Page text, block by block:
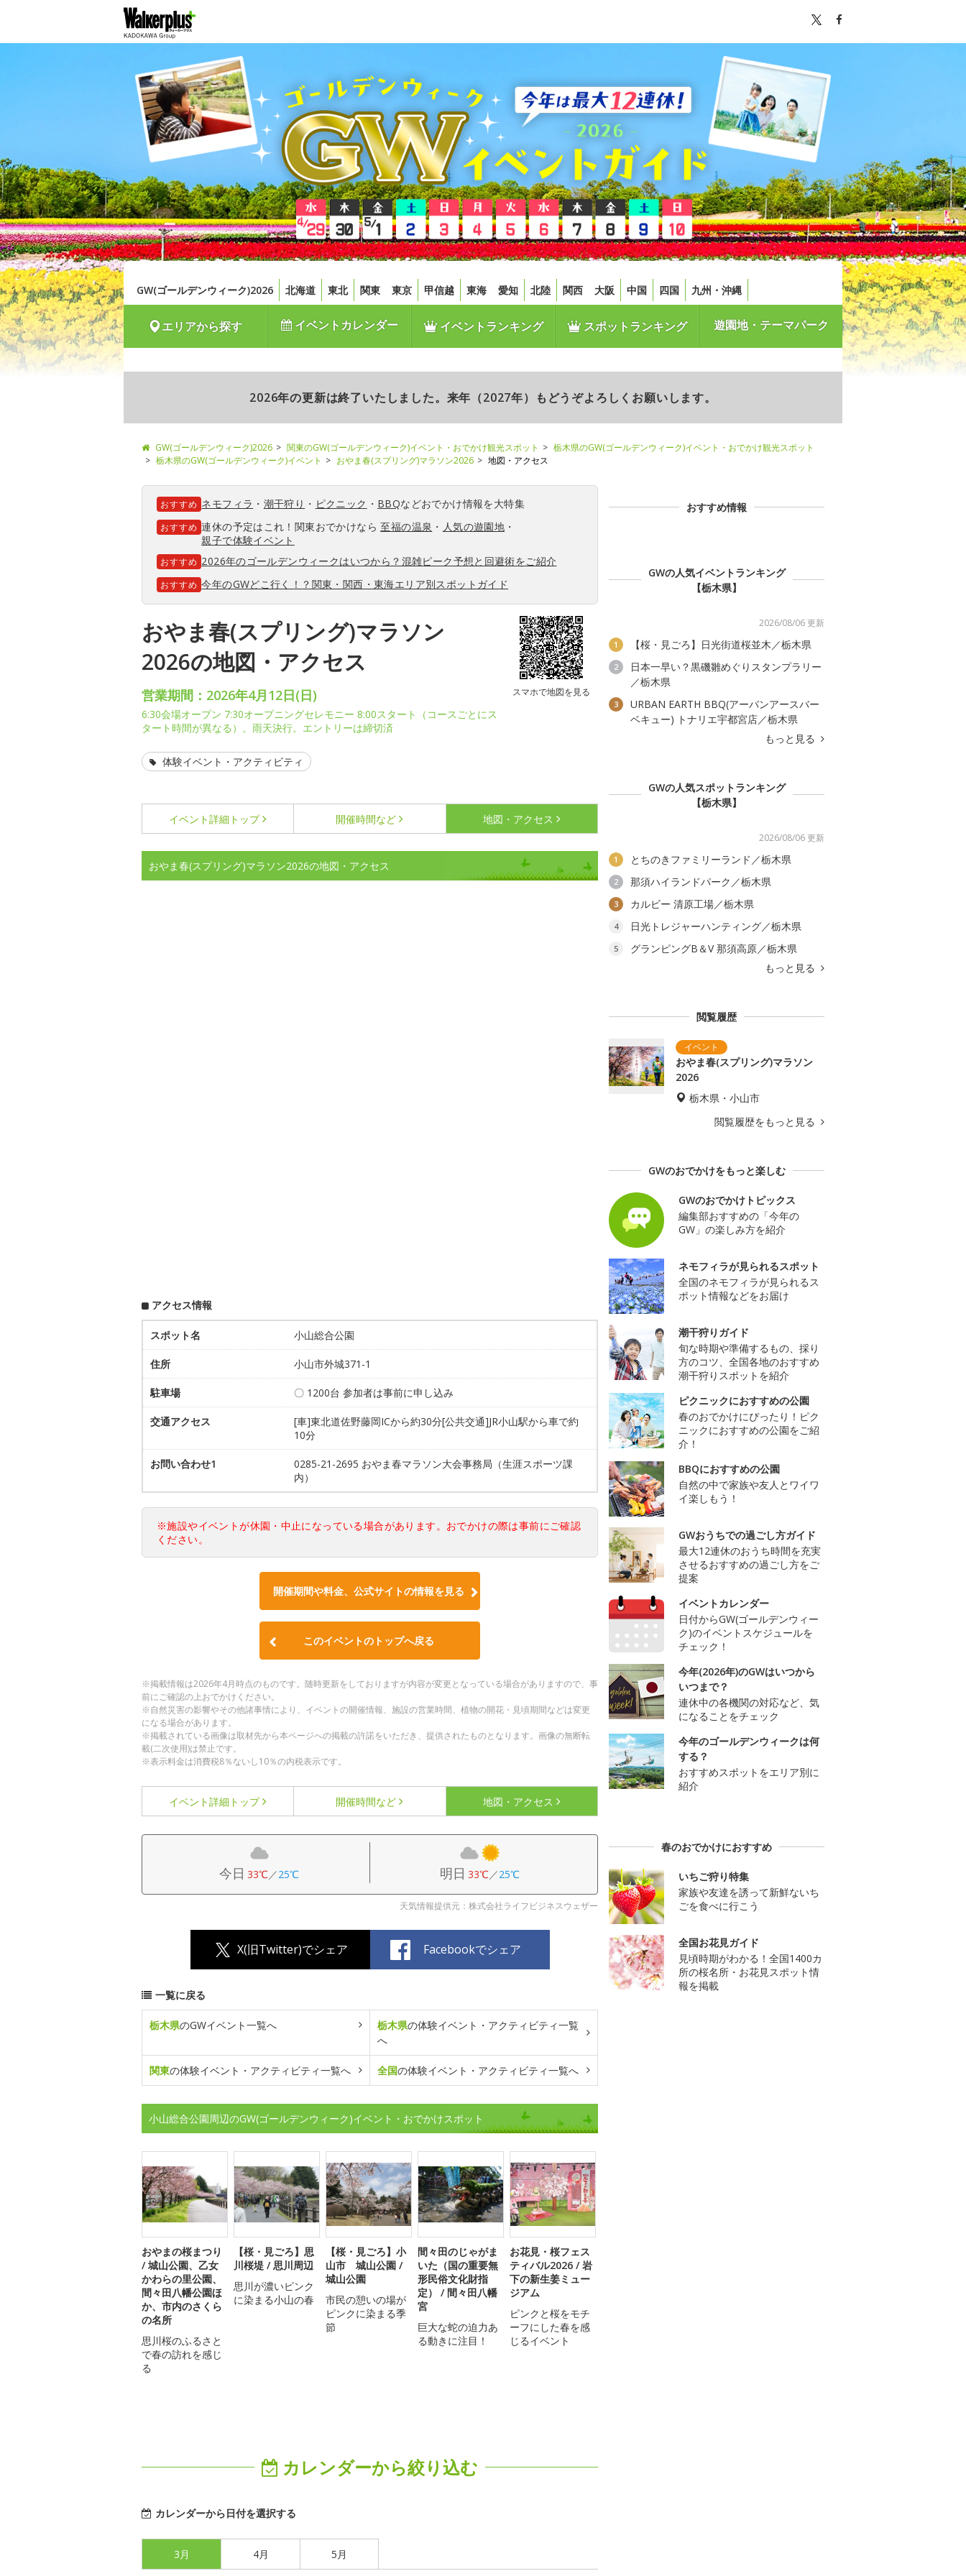
GW(ゴールデンウィーク)2026 北海道 東北 関東 東京 甲信越 東海 愛知 北陸 関西 大阪 中国 四国 九州・沖縄
エリアから探す イベントカレンダー イベントランキング スポットランキング 遊園地・テーマパーク
2026年の更新は終了いたしました。来年（2027年）もどうぞよろしくお願いします。
GW(ゴールデンウィーク)2026 関東のGW(ゴールデンウィーク)イベント・おでかけ観光スポット
栃木県のGW(ゴールデンウィーク)イベント・おでかけ観光スポット
栃木県のGW(ゴールデンウィーク)イベント
おやま春(スプリング)マラソン2026 地図・アクセス
おすすめ ネモフィラ ・ 潮干狩り ・ ピクニック ・ BBQなどおでかけ情報を大特集
おすすめ 連休の予定はこれ！関東おでかけなら至福の温泉 ・ 人気の遊園地 ・
親子で体験イベント
おすすめ 2026年のゴールデンウィークはいつから？混雑ピーク予想と回避術をご紹介
おすすめ 今年のGWどこ行く！？関東・関西・東海エリア別スポットガイド
おやま春(スプリング)マラソン
2026の地図・アクセス
スマホで地図を見る
営業期間：2026年4月12日(日)
6:30会場オープン 7:30オープニングセレモニー 8:00スタート（コースごとにス
タート時間が異なる）。雨天決行。エントリーは締切済
体験イベント・アクティビティ
イベント詳細 トップ 開催時間など 地図・アクセス
おやま春(スプリング)マラソン2026の地図・アクセス
アクセス情報
スポット名 小山総合公園
住所 小山市外城371-1
駐車場 〇 1200台 参加者は事前に申し込み
交通アクセス
[車]東北道佐野藤岡ICから約30分[公共交通]JR小山駅から車で約
10分
お問い合わせ1
0285-21-2695 おやま春マラソン大会事務局（生涯スポーツ課
内）
※施設やイベントが休園・中止になっている場合があります。おでかけの際は事前にご確認
ください。
開催期間や料金、公式サイトの情報を見る
このイベントのトップへ戻る
※掲載情報は2026年4月時点のものです。随時更新をしておりますが内容が変更となっている場合がありますので、事
前にご確認の上おでかけください。
※自然災害の影響やその他諸事情により、イベントの開催情報、施設の営業時間、植物の開花・見頃期間などは変更
になる場合があります。
※掲載されている画像は取材先から本ページへの掲載の許諾をいただき、提供されたものとなります。画像の無断転
載(二次使用)は禁止です。
※表示料金は消費税8％ないし10％の内税表示です。
イベント詳細 トップ 開催時間など 地図・アクセス
今日 33℃／25℃ 明日 33℃／25℃
天気情報提供元：株式会社ライフビジネスウェザー
X(旧Twitter)でシェア Facebookでシェア
一覧に戻る
栃木県のGWイベント一覧へ 栃木県の体験イベント・アクティビティ一覧
へ
関東の体験イベント・アクティビティ一覧へ 全国の体験イベント・アクティビティ一覧へ
小山総合公園周辺のGW(ゴールデンウィーク)イベント・おでかけスポット
おやまの桜まつり
/ 城山公園、乙女
かわらの里公園、
間々田八幡公園ほ
か、市内のさくら
の名所
思川桜のふるさと
で春の訪れを感じ
る
【桜・見ごろ】思
川桜堤 / 思川周辺
思川が濃いピンク
に染まる小山の春
【桜・見ごろ】小
山市 城山公園 /
城山公園
市民の憩いの場が
ピンクに染まる季
節
間々田のじゃがま
いた（国の重要無
形民俗文化財指
定） / 間々田八幡
宮
巨大な蛇の迫力あ
る動きに注目！
お花見・桜フェス
ティバル2026 / 岩
下の新生姜ミュー
ジアム
ピンクと桜をモチ
ーフにした春を感
じるイベント
カレンダーから絞り込む
カレンダーから日付を選択する
3月 4月 5月
おすすめ情報
GWの人気イベントランキング
【栃木県】
2026/08/06 更新
1 【桜・見ごろ】日光街道桜並木／栃木県
2
日本一早い？黒磯雛めぐりスタンプラリー
／栃木県
3
URBAN EARTH BBQ(アーバンアースバー
ベキュー) トナリエ宇都宮店／栃木県
もっと見る
GWの人気スポットランキング
【栃木県】
2026/08/06 更新
1 とちのきファミリーランド／栃木県
2 那須ハイランドパーク／栃木県
3 カルビー 清原工場／栃木県
4 日光トレジャーハンティング／栃木県
5
グランピングB＆V 那須高原／栃木県
もっと見る
閲覧履歴
おやま春(スプリング)マラソン
2026
栃木県・小山市
閲覧履歴をもっと見る
GWのおでかけをもっと楽しむ
GWのおでかけトピックス
編集部おすすめの「今年の
GW」の楽しみ方を紹介
ネモフィラが見られるスポット
全国のネモフィラが見られるス
ポット情報などをお届け
潮干狩りガイド
旬な時期や準備するもの、採り
方のコツ、全国各地のおすすめ
潮干狩りスポットを紹介
ピクニックにおすすめの公園
春のおでかけにぴったり！ピク
ニックにおすすめの公園をご紹
介！
BBQにおすすめの公園
自然の中で家族や友人とワイワ
イ楽しもう！
GWおうちでの過ごし方ガイド
最大12連休のおうち時間を充実
させるおすすめの過ごし方をご
提案
イベントカレンダー
日付からGW(ゴールデンウィー
ク)のイベントスケジュールを
チェック！
今年(2026年)のGWはいつから
いつまで？
連休中の各機関の対応など、気
になることをチェック
今年のゴールデンウィークは何
する？
おすすめスポットをエリア別に
紹介
春のおでかけにおすすめ
いちご狩り特集
家族や友達を誘って新鮮ないち
ごを食べに行こう
全国お花見ガイド
見頃時期がわかる！全国1400カ
所の桜名所・お花見スポット情
報を掲載